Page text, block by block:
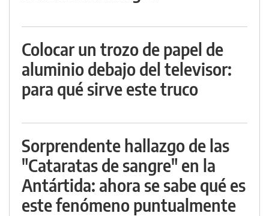
Colocar un trozo de papel de
aluminio debajo del televisor:
para qué sirve este truco
Sorprendente hallazgo de las
"Cataratas de sangre" en la
Antártida: ahora se sabe qué es
este fenómeno puntualmente